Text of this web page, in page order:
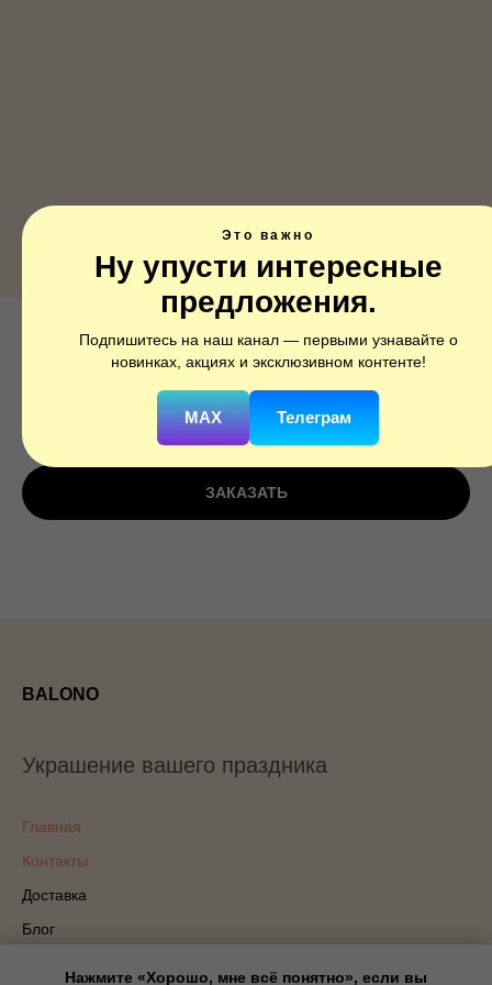
Это важно
Ну упусти интересные
предложения.
Подпишитесь на наш канал — первыми узнавайте о
новинках, акциях и эксклюзивном контенте!
MAX Телеграм
Школа
250
ЗАКАЗАТЬ
Нажмите «Хорошо, мне всё понятно», если вы
BALONO
Украшение вашего праздника
Главная
Контакты
Доставка
Блог